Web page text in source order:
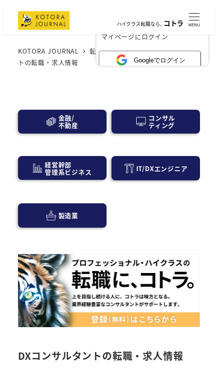
×
マイページにログイン
Googleでログイン
ハイクラス転職なら、コトラ MENU
KOTORA JOURNAL 転職・求人情報
DXコンサルタン
トの転職・求人情報
金融/
不動産
コンサル
ティング
経営幹部
管理系ビジネス IT/DXエンジニア
製造業
DXコンサルタントの転職・求人情報